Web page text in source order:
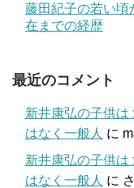
藤田紀子の若い頃
在までの経歴
最近のコメント
新井康弘の子供
はなく一般人 に
新井康弘の子供
はなく一般人 に